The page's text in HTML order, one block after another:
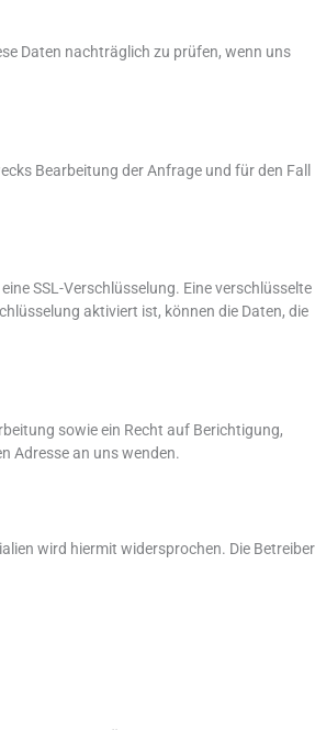
Daten nachträglich zu prüfen, wenn uns
Bearbeitung der Anfrage und für den Fall
SSL-Verschlüsselung. Eine verschlüsselte
aktiviert ist, können die Daten, die
sowie ein Recht auf Berichtigung,
Adresse an uns wenden.
wird hiermit widersprochen. Die Betreiber